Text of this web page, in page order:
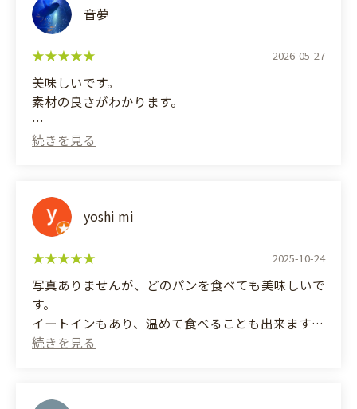
音夢
2026-05-27
美味しいです。
素材の良さがわかります。
(Translated by Google)
You can tell the ingredients are of high quality.
yoshi mi
2025-10-24
写真ありませんが、どのパンを食べても美味しいで
す。
イートインもあり、温めて食べることも出来ます。
駐車場がなく、分かりづらい店構えですが、近くに
(Translated by Google)